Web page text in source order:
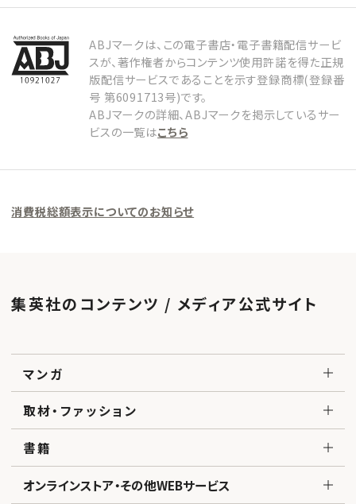
ABJマークは、この電子書店・電子書籍配信サービ
スが、著作権者からコンテンツ使用許諾を得た正規
版配信サービスであることを示す登録商標(登録番
号 第6091713号)です。
ABJマークの詳細、ABJマークを掲示しているサー
ビスの一覧はこちら
消費税総額表示についてのお知らせ
集英社のコンテンツ / メディア公式サイト
マンガ
取材・ファッション
書籍
オンラインストア・その他WEBサービス